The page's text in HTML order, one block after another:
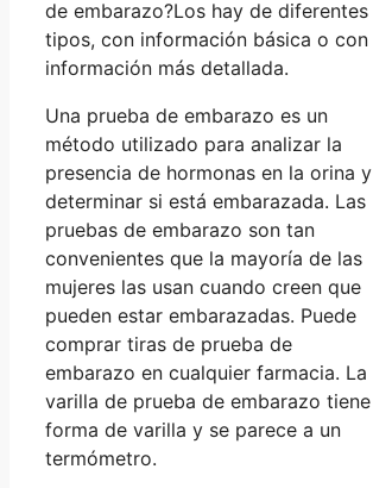
de embarazo?Los hay de diferentes
tipos, con información básica o con
información más detallada.
Una prueba de embarazo es un
método utilizado para analizar la
presencia de hormonas en la orina y
determinar si está embarazada. Las
pruebas de embarazo son tan
convenientes que la mayoría de las
mujeres las usan cuando creen que
pueden estar embarazadas. Puede
comprar tiras de prueba de
embarazo en cualquier farmacia. La
varilla de prueba de embarazo tiene
forma de varilla y se parece a un
termómetro.